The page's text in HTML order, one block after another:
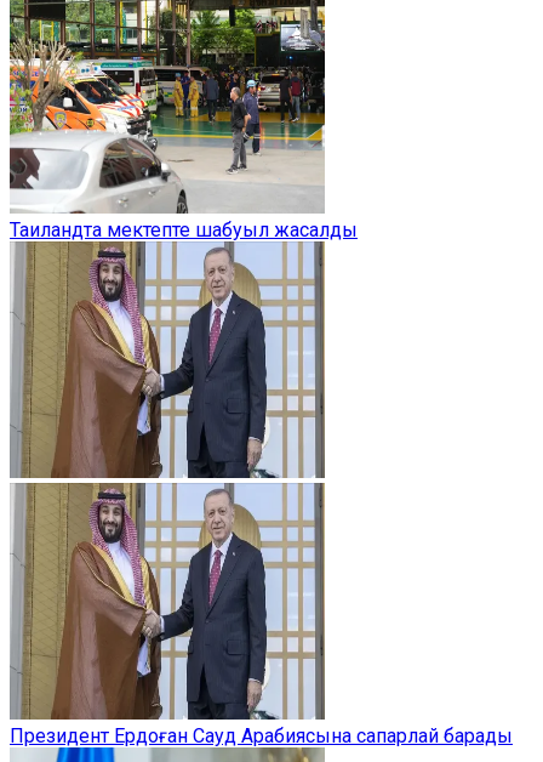
Таиландта мектепте шабуыл жасалды
Президент Ердоған Сауд Арабиясына сапарлай барады